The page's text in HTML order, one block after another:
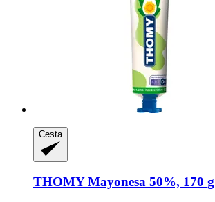
Cesta
THOMYMayonesa 50%, 170 g